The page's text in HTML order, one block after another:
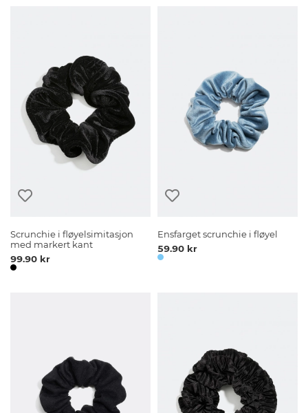
Scrunchie i fløyelsimitasjon
med markert kant
99.90 kr
Ensfarget scrunchie i fløyel
59.90 kr